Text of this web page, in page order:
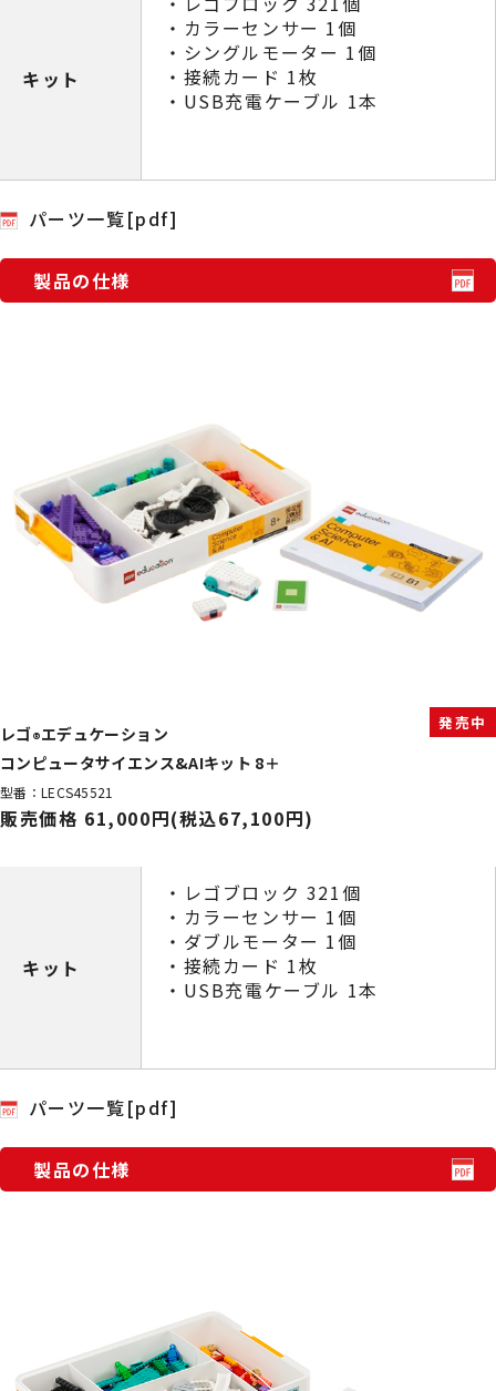
キット
・カラーセンサー 1個
・シングルモーター 1個
・接続カード 1枚
・USB充電ケーブル 1本
パーツ一覧[pdf]
製品の仕様
発売中
レゴ®エデュケーション
コンピュータサイエンス&AIキット 8＋
型番：LECS45521
販売価格 61,000円(税込67,100円)
キット
・レゴブロック 321個
・カラーセンサー 1個
・ダブルモーター 1個
・接続カード 1枚
・USB充電ケーブル 1本
パーツ一覧[pdf]
製品の仕様